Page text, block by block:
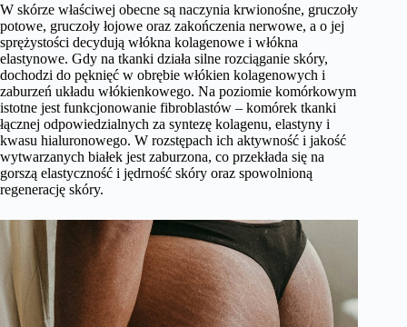
W skórze właściwej obecne są naczynia krwionośne, gruczoły
potowe, gruczoły łojowe oraz zakończenia nerwowe, a o jej
sprężystości decydują włókna kolagenowe i włókna
elastynowe. Gdy na tkanki działa silne rozciąganie skóry,
dochodzi do pęknięć w obrębie włókien kolagenowych i
zaburzeń układu włókienkowego. Na poziomie komórkowym
istotne jest funkcjonowanie fibroblastów – komórek tkanki
łącznej odpowiedzialnych za syntezę kolagenu, elastyny i
kwasu hialuronowego. W rozstępach ich aktywność i jakość
wytwarzanych białek jest zaburzona, co przekłada się na
gorszą elastyczność i jędrność skóry oraz spowolnioną
regenerację skóry.